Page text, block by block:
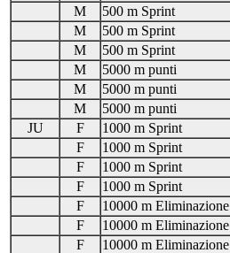
M
500 m Sprint
M
500 m Sprint
M
500 m Sprint
M
5000 m punti
M
5000 m punti
M
5000 m punti
JU
F 1000 m Sprint
F
1000 m Sprint
F
1000 m Sprint
F
1000 m Sprint
F
10000 m Eliminazione
F
10000 m Eliminazione
F
10000 m Eliminazione